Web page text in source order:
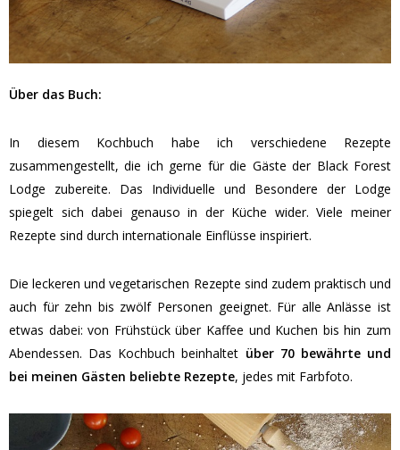
Über das Buch:
In diesem Kochbuch habe ich verschiedene Rezepte
zusammengestellt, die ich gerne für die Gäste der Black Forest
Lodge zubereite. Das Individuelle und Besondere der Lodge
spiegelt sich dabei genauso in der Küche wider. Viele meiner
Rezepte sind durch internationale Einflüsse inspiriert.
Die leckeren und vegetarischen Rezepte sind zudem praktisch und
auch für zehn bis zwölf Personen geeignet. Für alle Anlässe ist
etwas dabei: von Frühstück über Kaffee und Kuchen bis hin zum
Abendessen. Das Kochbuch beinhaltet über 70 bewährte und
bei meinen Gästen beliebte Rezepte, jedes mit Farbfoto.